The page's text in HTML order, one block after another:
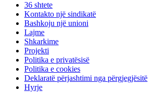
36 shtete
Kontakto një sindikatë
Bashkoju një unioni
Lajme
Shkarkime
Projekti
Politika e privatësisë
Politika e cookies
Deklaratë përjashtimi nga përgjegjësitë
Hyrje